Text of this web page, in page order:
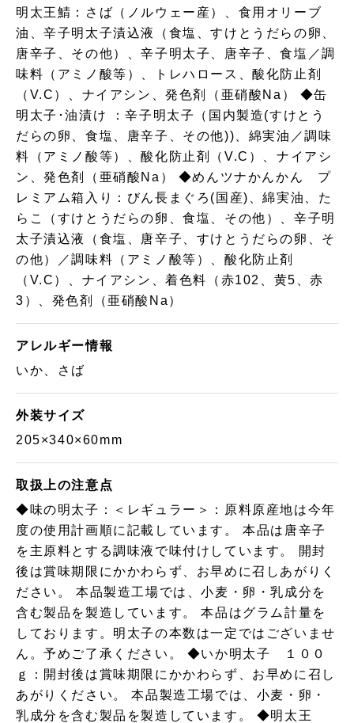
明太王鯖：さば（ノルウェー産）、食用オリーブ
油、辛子明太子漬込液（食塩、すけとうだらの卵、
唐辛子、その他）、辛子明太子、唐辛子、食塩／調
味料（アミノ酸等）、トレハロース、酸化防止剤
（V.C）、ナイアシン、発色剤（亜硝酸Na） ◆缶
明太子･油漬け ：辛子明太子（国内製造(すけとう
だらの卵、食塩、唐辛子、その他))、綿実油／調味
料（アミノ酸等）、酸化防止剤（V.C）、ナイアシ
ン、発色剤（亜硝酸Na） ◆めんツナかんかん プ
レミアム箱入り：びん長まぐろ(国産)、綿実油、た
らこ（すけとうだらの卵、食塩、その他）、辛子明
太子漬込液（食塩、唐辛子、すけとうだらの卵、そ
の他）／調味料（アミノ酸等）、酸化防止剤
（V.C）、ナイアシン、着色料（赤102、黄5、赤
3）、発色剤（亜硝酸Na）
アレルギー情報
いか、さば
外装サイズ
205×340×60mm
取扱上の注意点
◆味の明太子：＜レギュラー＞：原料原産地は今年
度の使用計画順に記載しています。 本品は唐辛子
を主原料とする調味液で味付けしています。 開封
後は賞味期限にかかわらず、お早めに召しあがりく
ださい。 本品製造工場では、小麦・卵・乳成分を
含む製品を製造しています。 本品はグラム計量を
しております。明太子の本数は一定ではございませ
ん。予めご了承ください。 ◆いか明太子 １００
ｇ：開封後は賞味期限にかかわらず、お早めに召し
あがりください。 本品製造工場では、小麦・卵・
乳成分を含む製品を製造しています。 ◆明太王